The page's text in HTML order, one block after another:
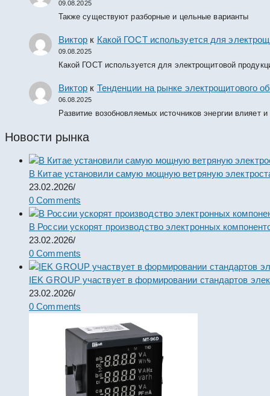
09.08.2025
Также существуют разборные и цельные варианты
Виктор к Какой ГОСТ используется для
09.08.2025
Какой ГОСТ используется для электрощитовой
Виктор к Тенденции на рынке электрощитового
06.08.2025
Развитие возобновляемых источников энергии влияет
Новости рынка
В Китае установили самую мощную ветряную
23.02.2026/
0 Comments
В России ускорят производство электронных
23.02.2026/
0 Comments
IEK GROUP участвует в формировании стандартов
23.02.2026/
0 Comments